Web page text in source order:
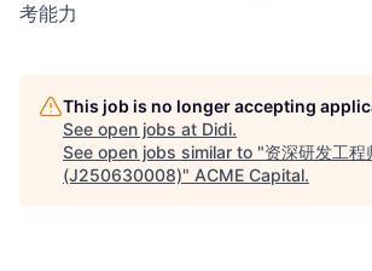
考能力
This job is no longer accepting
See open jobs at Didi.
See open jobs similar to "资深研发工程
(J250630008)" ACME Capital.